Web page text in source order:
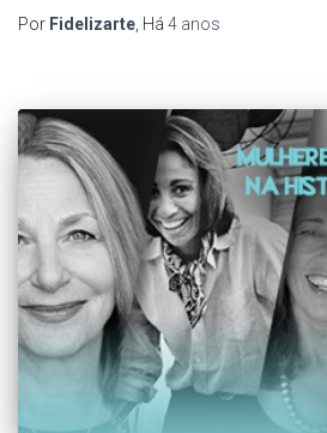
Por Fidelizarte, Há 4 anos